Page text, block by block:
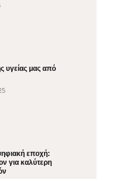
υγείας μας από
εποχή:
για καλύτερη